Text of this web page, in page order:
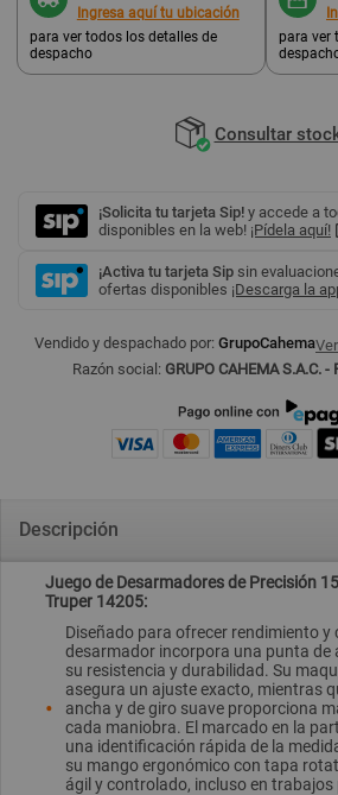
Ingresa aquí tu ubicación
para ver todos los detalles de
despacho
para ver
Consultar
¡Solicita tu tarjeta Sip! y accede a
disponibles en la web! ¡Pídela aquí!
¡Activa tu tarjeta Sip sin
ofertas disponibles ¡Descarga la
Vendido y despachado por: GrupoCahema
Razón social: GRUPO CAHEMA S.A.C.
Descripción
Juego de Desarmadores de Precisión
Truper 14205:
Diseñado para ofrecer rendimiento y
desarmador incorpora una punta de
su resistencia y durabilidad. Su
asegura un ajuste exacto, mientras
ancha y de giro suave proporciona
cada maniobra. El marcado en la
una identificación rápida de la
su mango ergonómico con tapa
ágil y controlado, incluso en